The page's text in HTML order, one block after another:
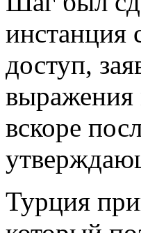
инстанция
доступ,
выражения
вскоре
Турция